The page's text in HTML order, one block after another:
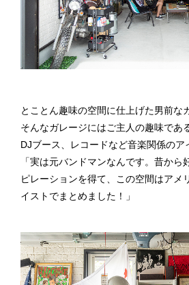
とことん趣味の空間に仕上げた男前な
そんなガレージにはご主人の趣味であ
DJブース、レコードなど音楽関係のア
「実は元バンドマンなんです。昔から
ピレーションを得て、この空間はアメ
イストでまとめました！」